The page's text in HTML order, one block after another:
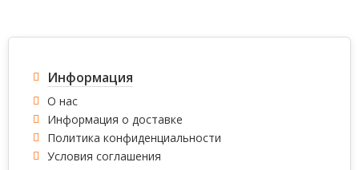
Информация
О нас
Информация о доставке
Политика конфиденциальности
Условия соглашения